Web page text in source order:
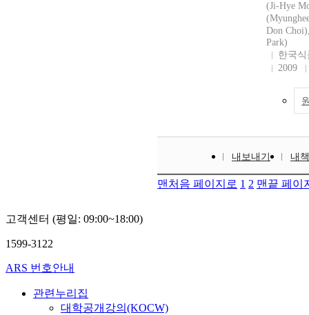
(Ji-Hye
Don
Park)
한국
2009
내보내기 내
맨처음 페이지로 1 2 맨끝 페이
고객센터 (평일: 09:00~18:00)
1599-3122
ARS 번호안내
관련누리집
대학공개강의(KOCW)